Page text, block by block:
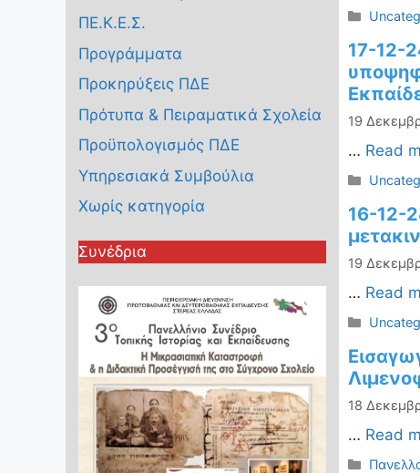
17-12-
19
… Read
16-12-
19
… Read
18
… Read
ΠΕ.Κ.Ε.Σ.
Προγράμματα
Προκηρύξεις ΠΔΕ
Πρότυπα & Πειραματικά Σχολεία
Προϋπολογισμός ΠΔΕ
Υπηρεσιακά Συμβούλια
Χωρίς κατηγορία
Συνέδρια